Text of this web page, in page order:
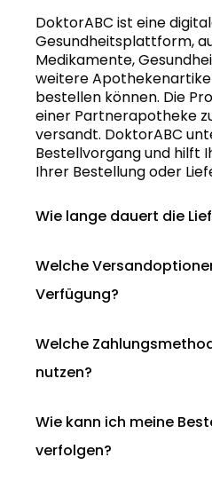
DoktorABC ist eine
Gesundheitsplattform,
Medikamente,
weitere
bestellen können. Die
einer Partnerapotheke
versandt. DoktorABC
Bestellvorgang und hilft
Ihrer Bestellung oder
Wie lange dauert die
Welche
Verfügung?
Welche
nutzen?
Wie kann ich meine
verfolgen?